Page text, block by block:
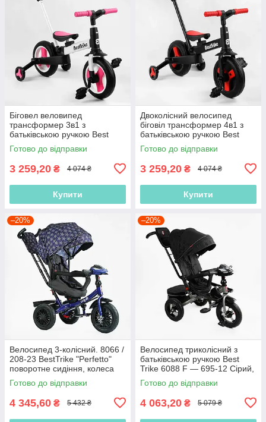
Біговел веловипед
трансформер 3в1 з
батьківською ручкою Best
Trike 55475 колеса PU 10
дюймів, Рожевий
Готово до відправки
3 259,20 ₴ 4 074 ₴
Купити
Двоколісний велосипед
біговіл трансформер 4в1 з
батьківською ручкою Best
Trike 23031 Червоний, 10
дюймів
Готово до відправки
3 259,20 ₴ 4 074 ₴
Купити
–20%
Велосипед 3-колісний. 8066 /
208-23 BestTrike "Perfetto"
поворотне сидіння, колеса
гумові надувні,
Готово до відправки
4 345,60 ₴ 5 432 ₴
–20%
Велосипед триколісний з
батьківською ручкою Best
Trike 6088 F — 695-12 Сірий,
з поворотним сидінням,
надувні
Готово до відправки
4 063,20 ₴ 5 079 ₴